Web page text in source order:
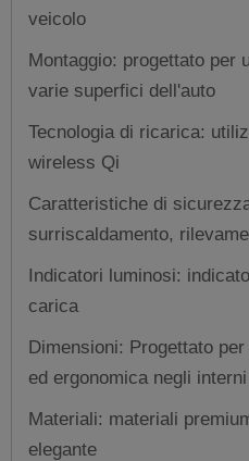
veicolo
Montaggio: progettato per
varie superfici dell'auto
Tecnologia di ricarica:
wireless Qi
Caratteristiche di
surriscaldamento,
Indicatori luminosi:
carica
Dimensioni: Progettato
ed ergonomica negli
Materiali: materiali
elegante